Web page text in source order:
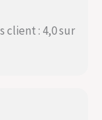
client : 4,0 sur